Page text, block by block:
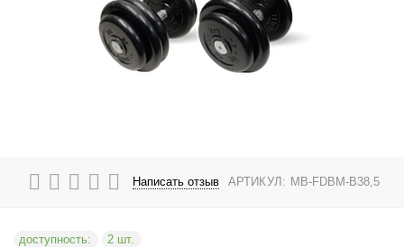
Написать отзыв АРТИКУЛ: MB-FDBM-B38,5
доступность: 2 шт.